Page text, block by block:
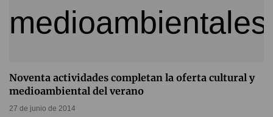
Noventa actividades completan la oferta cultural y
medioambiental del verano
27 de junio de 2014